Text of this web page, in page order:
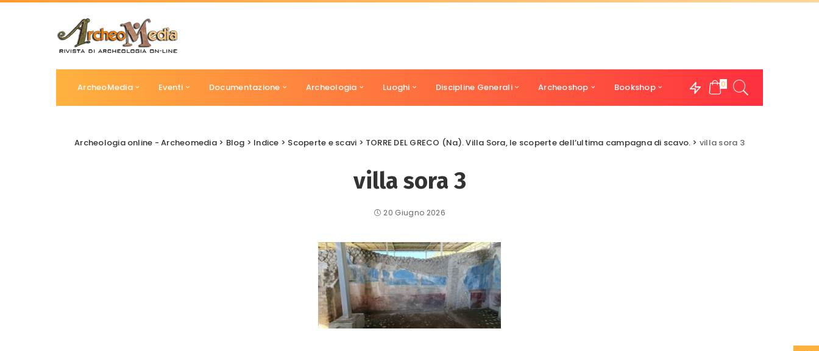
ArcheoMedia Eventi Documentazione Archeologia Luoghi Discipline Generali Archeoshop Bookshop 0
Archeologia online - Archeomedia> Blog > Indice > Scoperte e scavi > TORRE DEL GRECO (Na). Villa Sora, le scoperte dell’ultima campagna di scavo. > villa sora 3
villa sora 3
20 Giugno 2026